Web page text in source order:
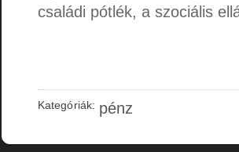
családi pótlék, a szociális
Kategóriák: pénz